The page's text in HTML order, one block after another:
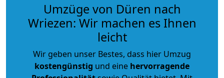
Umzüge von Düren nach
Wriezen: Wir machen es Ihnen
leicht
Wir geben unser Bestes, dass hier Umzug
kostengünstig und eine hervorragende